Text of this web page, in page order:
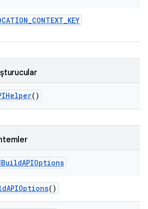
_CONTEXT_KEY
()
BuildAPIOptions
APIOptions()